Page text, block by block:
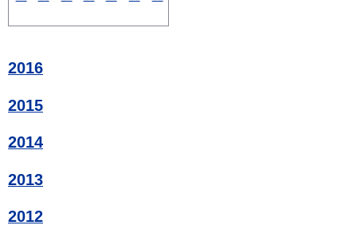
2016
2015
2014
2013
2012